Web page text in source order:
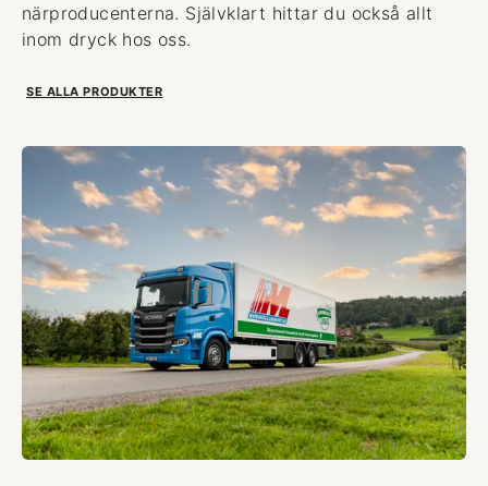
närproducenterna. Självklart hittar du också allt
inom dryck hos oss.
SE ALLA PRODUKTER